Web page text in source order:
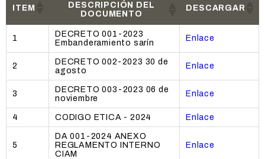
ITEM
DESCRIPCIÓN DEL
DOCUMENTO
DESCARGAR
1
DECRETO 001-2023
Embanderamiento sarín
Enlace
2
DECRETO 002-2023 30 de
agosto
Enlace
3
DECRETO 003-2023 06 de
noviembre
Enlace
4 CODIGO ETICA - 2024 Enlace
5
DA 001-2024 ANEXO
REGLAMENTO INTERNO
CIAM
Enlace